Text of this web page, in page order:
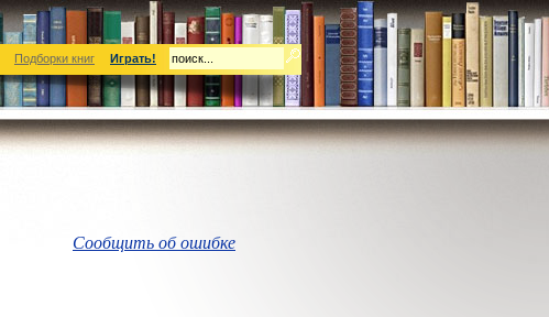
Подборки книг Играть!
Сообщить об ошибке